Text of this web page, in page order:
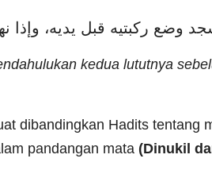
kedua lututnya
dibandingkan Hadits tentang
pandangan mata (Dinukil